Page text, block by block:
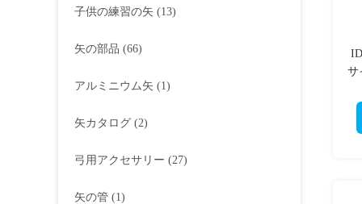
子供の練習の矢 (13)
矢の部品 (66)
アルミニウム矢 (1)
矢カタログ (2)
弓用アクセサリー (27)
矢の管 (1)
サ